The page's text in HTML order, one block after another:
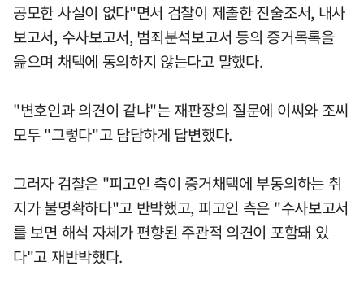
공모한 사실이 없다"면서 검찰이 제출한 진술조서, 내사
보고서, 수사보고서, 범죄분석보고서 등의 증거목록을
읊으며 채택에 동의하지 않는다고 말했다.
"변호인과 의견이 같냐"는 재판장의 질문에 이씨와 조씨
모두 "그렇다"고 담담하게 답변했다.
그러자 검찰은 "피고인 측이 증거채택에 부동의하는 취
지가 불명확하다"고 반박했고, 피고인 측은 "수사보고서
를 보면 해석 자체가 편향된 주관적 의견이 포함돼 있
다"고 재반박했다.